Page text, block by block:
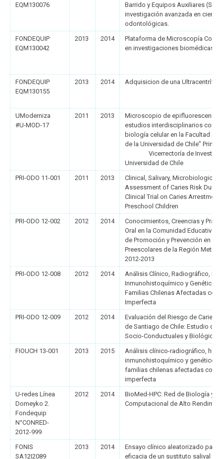
EQM130076
Barrido y Equipos Auxiliares
investigación avanzada en
odontológicas.
FONDEQUIP
EQM130042
2013 2014
Plataforma de Microscopía
en investigaciones biomédicas
FONDEQUIP
EQM130155
2013 2014 Adquisicion de una
UModerniza
#U-MOD-17
2011 2013
Microscopio de epifluorescencia
estudios interdisciplinarios con
biología celular en la Facultad de
de la Universidad de Chile”
Vicerrectoría de
Universidad de Chile
PRI-ODO 11-001
2011 2013
Clinical, Salivary, Microbiological
Assessment of Caries Risk
Clinical Trial on Caries
Preschool Children
PRI-ODO 12-002
2012 2014
Conocimientos, Creencias y
Oral en la Comunidad Educativa
de Promoción y Prevención en
Preescolares de la Región
2012-2013
PRI-ODO 12-008
2012 2014
Análisis Clínico, Radiográfico,
Inmunohistoquímico y Genético
Familias Chilenas Afectadas con
Imperfecta
PRI-ODO 12-009
2012 2014
Evaluación del Riesgo de Caries
de Santiago de Chile: Estudio de
Socio-Conductuales y Biológicos
FIOUCH 13-001
2013 2015
Análisis clínico-radiográfico,
inmunohistoquímico y genético-
familias chilenas afectadas con
imperfecta
U-redes Línea
Domeyko 2.
Fondequip
N°CONRED-
2012-999
2012 2014
BioMed-HPC: Red de Biología y
Computacional de Alto
FONIS
SA12I2089
2013 2014
Ensayo clínico aleatorizado para
eficacia de un sustituto salival